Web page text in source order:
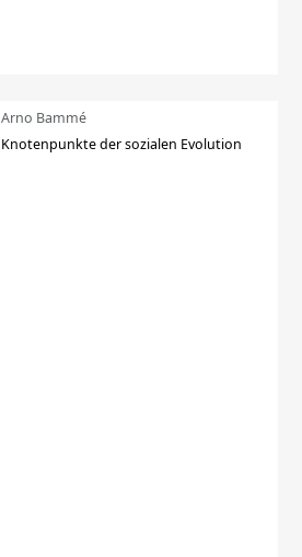
Arno Bammé
Knotenpunkte der sozialen Evolution